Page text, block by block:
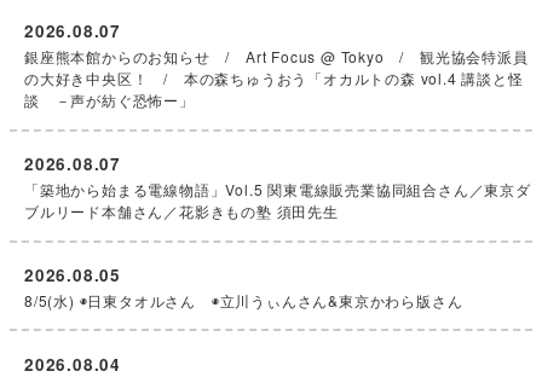
銀座熊本館からのお知らせ / Art Focus @ Tokyo / 観光協会特派員
の大好き中央区！ / 本の森ちゅうおう「オカルトの森 vol.4 講談と怪
談 －声が紡ぐ恐怖ー」
2026.08.07
「築地から始まる電線物語」Vol.5 関東電線販売業協同組合さん／東京ダ
ブルリード本舗さん／花影きもの塾 須田先生
2026.08.07
8/5(水) ◉日東タオルさん ◉立川うぃんさん&東京かわら版さん
2026.08.05
2026.08.04